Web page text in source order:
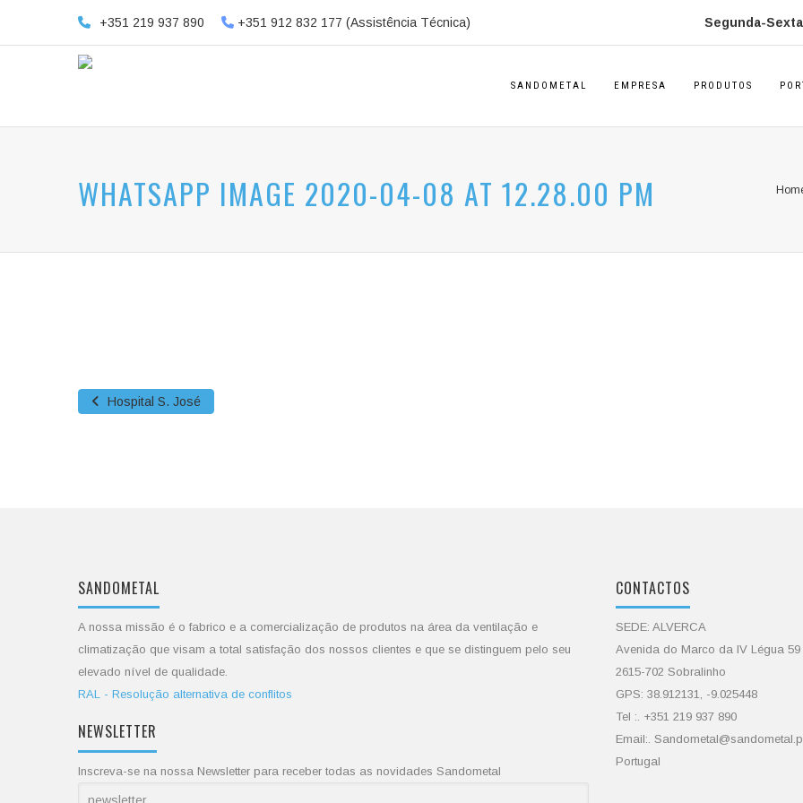
+351 219 937 890 +351 912 832 177 (Assistência Técnica) Segunda-
SANDOMETAL EMPRESA PRODUTOS
WHATSAPP IMAGE 2020-04-08 AT 12.28.00 PM
Hospital S. José
SANDOMETAL
A nossa missão é o fabrico e a comercialização de produtos na área da ventilação e
climatização que visam a total satisfação dos nossos clientes e que se distinguem pelo seu
elevado nível de qualidade.
RAL - Resolução alternativa de conflitos
NEWSLETTER
Inscreva-se na nossa Newsletter para receber todas as novidades Sandometal
CONTACTOS
SEDE: ALVERCA
Avenida do Marco da IV Légua 59
2615-702 Sobralinho
GPS: 38.912131, -9.025448
Tel :. +351 219 937 890
Email:.
Portugal